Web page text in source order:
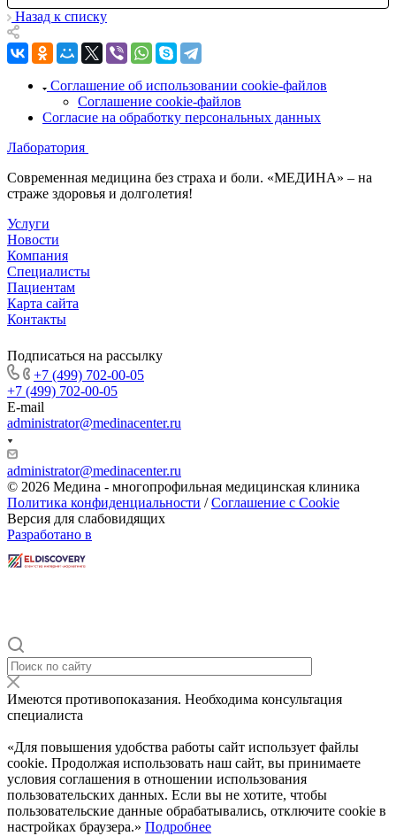
Назад к списку
Соглашение об использовании cookie-файлов
Соглашение cookie-файлов
Согласие на обработку персональных данных
Лаборатория
Современная медицина без страха и боли. «МЕДИНА» – на
страже здоровья и долголетия!
Услуги
Новости
Компания
Специалисты
Пациентам
Карта сайта
Контакты
Подписаться на рассылку
+7 (499) 702-00-05
+7 (499) 702-00-05
E-mail
administrator@medinacenter.ru
administrator@medinacenter.ru
© 2026 Медина - многопрофильная медицинская клиника
Политика конфиденциальности /Соглашение с Cookie
Версия для слабовидящих
Разработано в
Имеются противопоказания. Необходима консультация
специалиста
«Для повышения удобства работы сайт использует файлы
cookie. Продолжая использовать наш сайт, вы принимаете
условия соглашения в отношении использования
пользовательских данных. Если вы не хотите, чтобы
пользовательские данные обрабатывались, отключите cookie в
настройках браузера.» Подробнее